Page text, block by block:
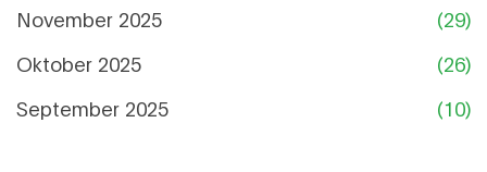
November 2025
(29)
Oktober 2025
(26)
September 2025
(10)